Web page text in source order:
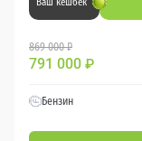
869 000 ₽
791 000 ₽
Бензин